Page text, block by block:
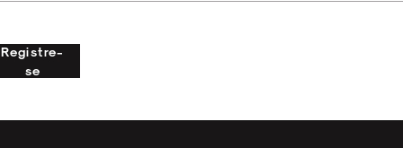
Registre-
se